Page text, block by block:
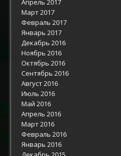
Март 2017
Февраль 2017
Январь 2017
Декабрь 2016
Ноябрь 2016
Октябрь 2016
Сентябрь 2016
Август 2016
Июль 2016
Май 2016
Апрель 2016
Март 2016
Февраль 2016
Январь 2016